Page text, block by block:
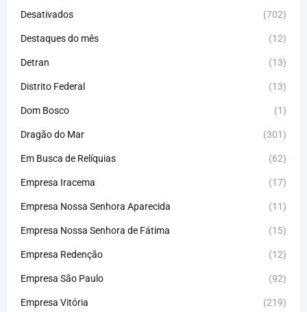
Desativados (702)
Destaques do mês (12)
Detran (13)
Distrito Federal (13)
Dom Bosco (1)
Dragão do Mar (301)
Em Busca de Relíquias (62)
Empresa Iracema (17)
Empresa Nossa Senhora Aparecida (11)
Empresa Nossa Senhora de Fátima (15)
Empresa Redenção (12)
Empresa São Paulo (92)
Empresa Vitória (219)